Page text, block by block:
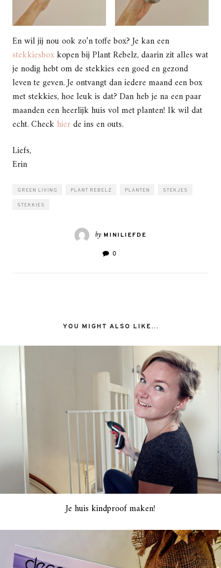
En wil jij nou ook zo’n toffe box? Je kan een
stekkiesboxkopen bij Plant Rebelz, daarin zit alles wat
je nodig hebt om de stekkies een goed en gezond
leven te geven. Je ontvangt dan iedere maand een box
met stekkies, hoe leuk is dat? Dan heb je na een paar
maanden een heerlijk huis vol met planten! Ik wil dat
echt. Checkhierde ins en outs.
Liefs,
Erin
GREEN LIVING PLANT REBELZ PLANTEN STEKJES
STEKKIES
by MINILIEFDE
0
YOU MIGHT ALSO LIKE...
Je huis kindproof maken!